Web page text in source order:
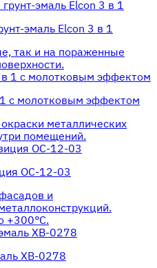
эмаль Elcon 3 в 1
так и на пораженные
с молотковым эффектом
металлических
помещений.
ОС-12-03
и
+300°С.
ХВ-0278